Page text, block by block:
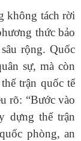
không tách rời
thức bảo
rộng. Quốc
sự, mà còn
trận quốc tế
rõ: “Bướcvào
dựng thế trận
phòng, an